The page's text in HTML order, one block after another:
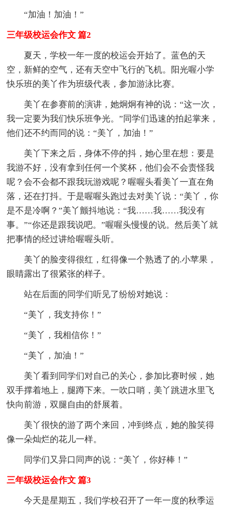
“加油！加油！”
三年级校运会作文 篇2
夏天，学校一年一度的校运会开始了。蓝色的天
空，新鲜的空气，还有天空中飞行的飞机。阳光喔小学
快乐班的美丫作为班级代表，参加游泳比赛。
美丫在参赛前的演讲，她炯炯有神的说：“这一次，
我一定要为我们快乐班争光。”同学们迅速的拍起掌来，
他们还不约而同的说：“美丫，加油！”
美丫下来之后，身体不停的抖，她心里在想：要是
我游不好，没有拿到任何一个奖杯，他们会不会责怪我
呢？会不会都不跟我玩游戏呢？喔喔头看美丫一直在角
落，还在打抖。于是喔喔头跑过去对美丫说：“美丫，你
是不是冷啊？”美丫颤抖地说：“我……我……我没有
事。”“你还是跟我说吧。”喔喔头慢慢的说。然后美丫就
把事情的经过讲给喔喔头听。
美丫的脸变得很红，红得像一个熟透了的.小苹果，
眼睛露出了很紧张的样子。
站在后面的同学们听见了纷纷对她说：
“美丫，我支持你！”
“美丫，我相信你！”
“美丫，加油！”
美丫看到同学们对自己的关心，参加比赛时候，她
双手撑着地上，腿蹲下来。一吹口哨，美丫跳进水里飞
快向前游，双腿自由的舒展着。
美丫很快的游了两个来回，冲到终点，她的脸笑得
像一朵灿烂的花儿一样。
同学们又异口同声的说：“美丫，你好棒！”
三年级校运会作文 篇3
今天是星期五，我们学校召开了一年一度的秋季运